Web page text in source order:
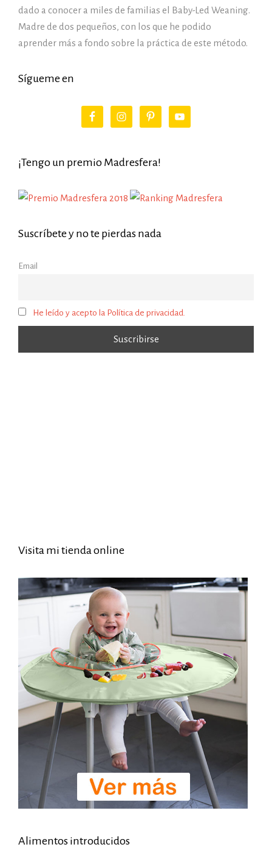
dado a conocer a miles de familias el Baby-Led Weaning.
Madre de dos pequeños, con los que he podido
aprender más a fondo sobre la práctica de este método.
Sígueme en
¡Tengo un premio Madresfera!
Suscríbete y no te pierdas nada
Email
He leído y acepto la Política de privacidad.
Visita mi tienda online
Alimentos introducidos